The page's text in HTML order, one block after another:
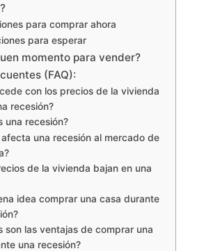
para comprar ahora
para esperar
momento para vender?
(FAQ):
con los precios de la vivienda
recesión?
una recesión?
afecta una recesión al mercado de
de la vivienda bajan en una
idea comprar una casa durante
son las ventajas de comprar una
una recesión?